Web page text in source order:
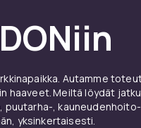
hengittävää
Istuvuuden
löytämään
Autamme
haaveet. Meiltä löydät
,
yksinkertaisesti.